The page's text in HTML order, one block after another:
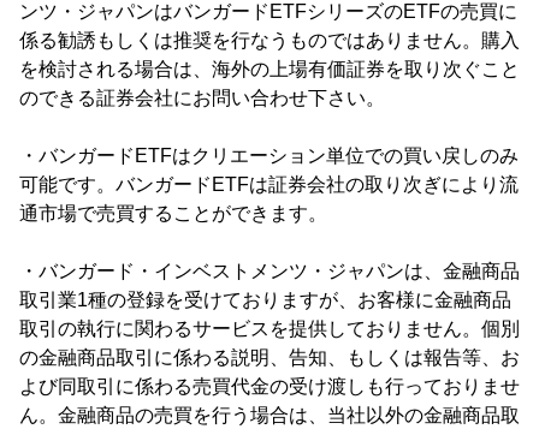
ンツ・ジャパンはバンガードETFシリーズのETFの売買に
係る勧誘もしくは推奨を行なうものではありません。購入
を検討される場合は、海外の上場有価証券を取り次ぐこと
のできる証券会社にお問い合わせ下さい。
・バンガードETFはクリエーション単位での買い戻しのみ
可能です。バンガードETFは証券会社の取り次ぎにより流
通市場で売買することができます。
・バンガード・インベストメンツ・ジャパンは、金融商品
取引業1種の登録を受けておりますが、お客様に金融商品
取引の執行に関わるサービスを提供しておりません。個別
の金融商品取引に係わる説明、告知、もしくは報告等、お
よび同取引に係わる売買代金の受け渡しも行っておりませ
ん。金融商品の売買を行う場合は、当社以外の金融商品取